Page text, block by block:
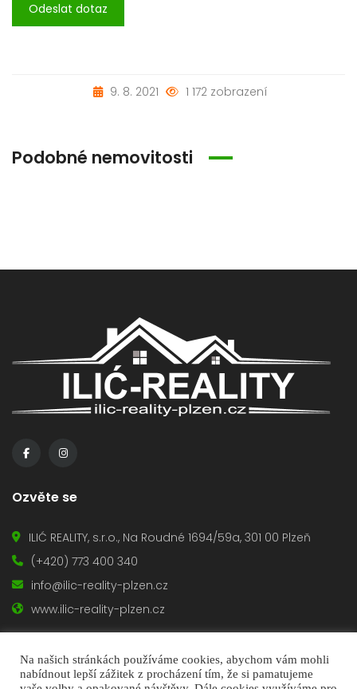
Odeslat dotaz
9. 8. 2021 1 172 zobrazení
Podobné nemovitosti
Ozvěte se
ILIĆ REALITY, s.r.o., Na Roudné 1694/59a, 301 00 Plzeň
(+420) 773 400 340
info@ilic-reality-plzen.cz
www.ilic-reality-plzen.cz
Na našich stránkách používáme cookies, abychom vám mohli
nabídnout lepší zážitek z procházení tím, že si pamatujeme